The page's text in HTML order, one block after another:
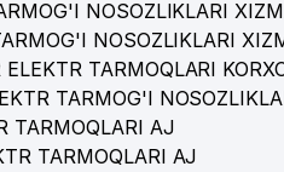
NOSOZLIKLARI
NOSOZLIKLARI
TARMOQLARI
TARMOG'I
TARMOQLARI AJ
TARMOQLARI AJ